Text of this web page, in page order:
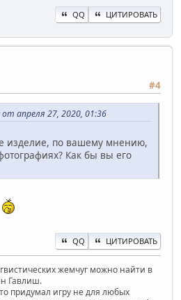
QQ ЦИТИРОВАТЬ
#4
апреля 27, 2020, 01:36
изделие, по вашему мнению,
Как бы вы его
QQ ЦИТИРОВАТЬ
жемчуг можно найти в
Гавлиш.
придумал игру не для любых